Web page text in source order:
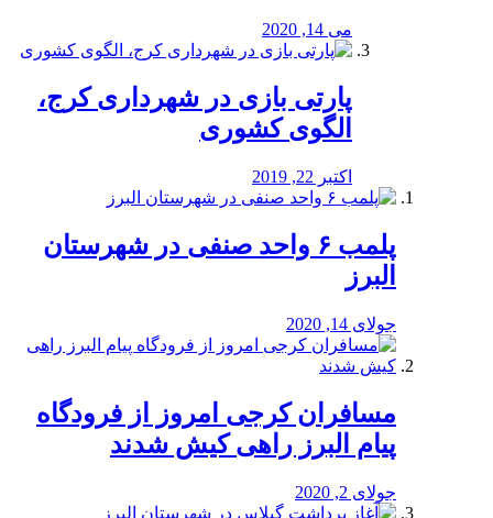
می 14, 2020
پارتی بازی در شهرداری کرج،
الگوی کشوری
اکتبر 22, 2019
پلمب ۶ واحد صنفی در شهرستان
البرز
جولای 14, 2020
مسافران کرجی امروز از فرودگاه
پیام البرز راهی کیش شدند
جولای 2, 2020